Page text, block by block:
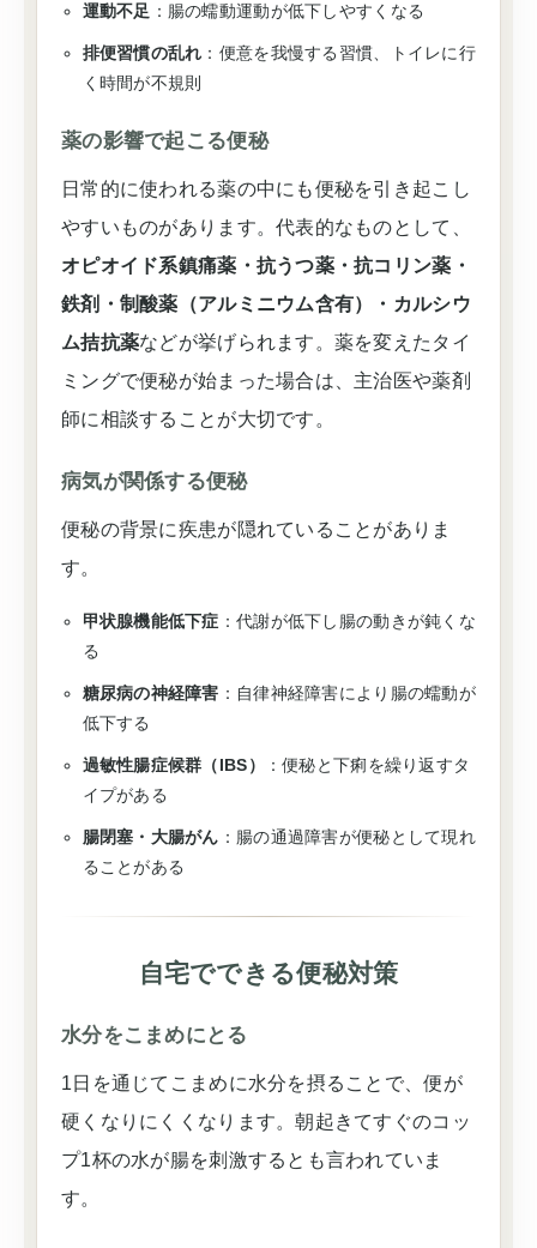
運動不足 ：腸の蠕動運動が低下しやすくなる
排便習慣の乱れ ：便意を我慢する習慣、トイレに行
く時間が不規則
薬の影響で起こる便秘
日常的に使われる薬の中にも便秘を引き起こし
やすいものがあります。代表的なものとして、
オピオイド系鎮痛薬・抗うつ薬・抗コリン薬・
鉄剤・制酸薬（アルミニウム含有）・カルシウ
ム拮抗薬などが挙げられます。薬を変えたタイ
ミングで便秘が始まった場合は、主治医や薬剤
師に相談することが大切です。
病気が関係する便秘
便秘の背景に疾患が隠れていることがありま
す。
甲状腺機能低下症 ：代謝が低下し腸の動きが鈍くな
る
糖尿病の神経障害 ：自律神経障害により腸の蠕動が
低下する
過敏性腸症候群（IBS）
：便秘と下痢を繰り返すタ
イプがある
腸閉塞・大腸がん ：腸の通過障害が便秘として現れ
ることがある
自宅でできる便秘対策
水分をこまめにとる
1日を通じてこまめに水分を摂ることで、便が
硬くなりにくくなります。朝起きてすぐのコッ
プ1杯の水が腸を刺激するとも言われていま
す。